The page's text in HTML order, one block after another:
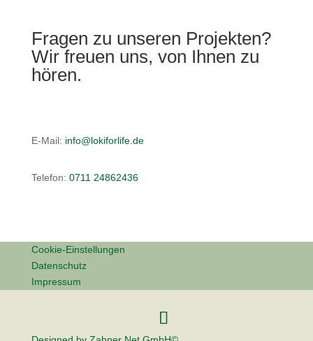
Fragen zu unseren Projekten?
Wir freuen uns, von Ihnen zu
hören.
E-Mail: info@lokiforlife.de
Telefon: 0711 24862436
Cookie-Einstellungen
Datenschutz
Impressum